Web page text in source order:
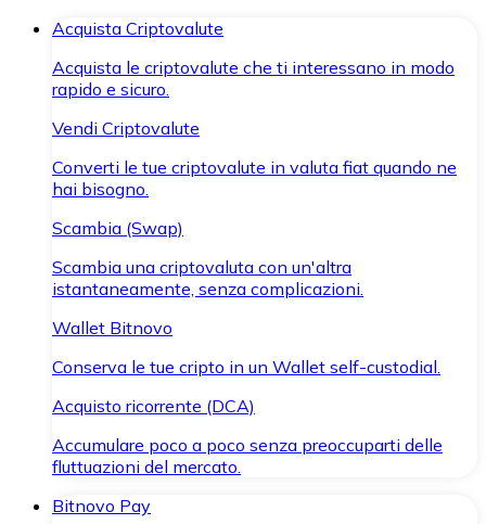
Acquista Criptovalute
Acquista le criptovalute che ti interessano in modo
rapido e sicuro.
Vendi Criptovalute
Converti le tue criptovalute in valuta fiat quando ne
hai bisogno.
Scambia (Swap)
Scambia una criptovaluta con un'altra
istantaneamente, senza complicazioni.
Wallet Bitnovo
Conserva le tue cripto in un Wallet self-custodial.
Acquisto ricorrente (DCA)
Accumulare poco a poco senza preoccuparti delle
fluttuazioni del mercato.
Bitnovo Pay